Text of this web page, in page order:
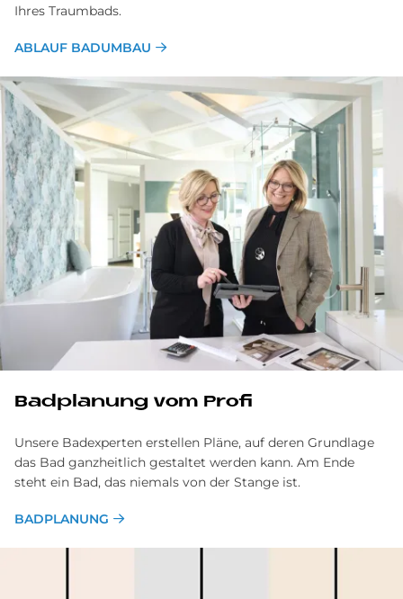
Ihres Traumbads.
ABLAUF BADUMBAU
Bad­pla­nung vom Pro­fi
Unsere Badexperten erstellen Pläne, auf deren Grundlage
das Bad ganzheitlich gestaltet werden kann. Am Ende
steht ein Bad, das niemals von der Stange ist.
BADPLANUNG